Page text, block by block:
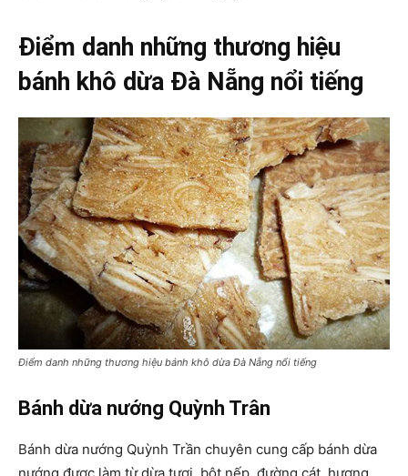
Điểm danh những thương hiệu
bánh khô dừa Đà Nẵng nổi tiếng
Điểm danh những thương hiệu bánh khô dừa Đà Nẵng nổi tiếng
Bánh dừa nướng Quỳnh Trân
Bánh dừa nướng Quỳnh Trần chuyên cung cấp bánh dừa